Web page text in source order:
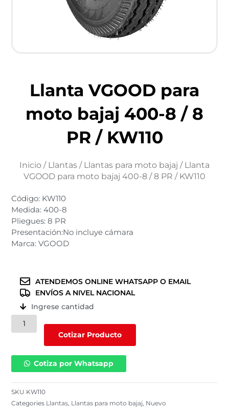
Llanta VGOOD para
moto bajaj 400-8 / 8
PR / KW110
Inicio / Llantas / Llantas para moto bajaj / Llanta
VGOOD para moto bajaj 400-8 / 8 PR / KW110
Código: KW110
Medida: 400-8
Pliegues: 8 PR
Presentación:No incluye cámara
Marca: VGOOD
ATENDEMOS ONLINE WHATSAPP O EMAIL
ENVÍOS A NIVEL NACIONAL
Ingrese cantidad
Llanta
VGOOD
moto
bajaj
Cotizar Producto
Cotiza por Whatsapp
SKU KW110
Categories Llantas Llantas para moto bajaj Nuevo